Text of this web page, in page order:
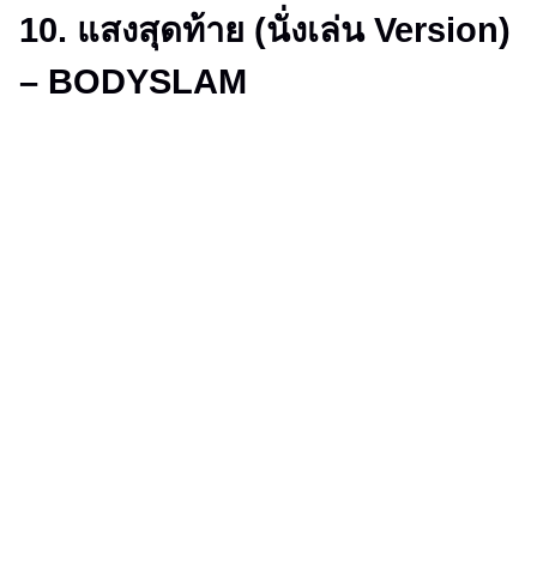
10. แสงสุดท้าย (นั่งเล่น Version)
– BODYSLAM